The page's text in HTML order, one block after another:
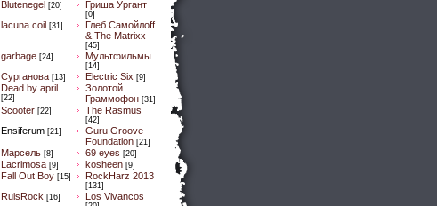
Blutenegel [20] Гриша Ургант
[0]
lacuna coil [31]
Глеб Самойлоff
& The Matrixx
[45]
garbage [24] Мультфильмы
[14]
Сурганова [13] Electric Six [9]
Dead by april
[22]
Золотой
Граммофон [31]
Scooter [22] The Rasmus
[42]
Ensiferum [21]
Guru Groove
Foundation [21]
Марсель [8] 69 eyes [20]
Lacrimosa [9] kosheen [9]
Fall Out Boy [15] RockHarz 2013
[131]
RuisRock [16] Los Vivancos